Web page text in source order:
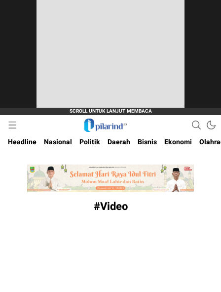
Pilarind.id
Dimana Arah Bangsa Bermula
Headline
Nasional Politik Daerah Bisnis Ekonomi
#Video